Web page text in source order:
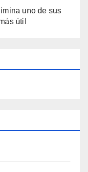
uno de sus
útil